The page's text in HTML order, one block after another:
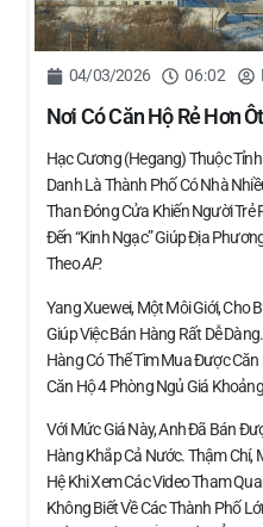
04/03/2026 06:02
Nơi Có Căn Hộ Rẻ Hơn
Hạc Cương (Hegang) Thuộc
Danh Là Thành Phố Có Nhà
Than Đóng Cửa Khiến Người Trẻ
Đến “kinh Ngạc” Giúp Địa
TheoAP.
Yang Xuewei, Một Môi Giới, Cho
Giúp Việc Bán Hàng Rất Dễ
Hàng Có Thể Tìm Mua Được
Căn Hộ 4 Phòng Ngủ Giá
Với Mức Giá Này, Anh Đã Bán
Hàng Khắp Cả Nước. Thậm Chí,
Hệ Khi Xem Các Video Tham
Không Biết Về Các Thành Phố